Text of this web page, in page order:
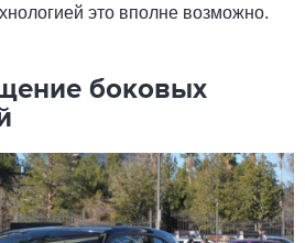
это вполне возможно.
боковых